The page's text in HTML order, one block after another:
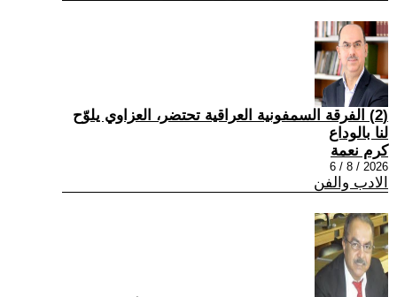
(2) الفرقة السمفونية العراقية تحتضر، العزاوي يلوّح
لنا بالوداع
كرم نعمة
2026 / 8 / 6
الادب والفن